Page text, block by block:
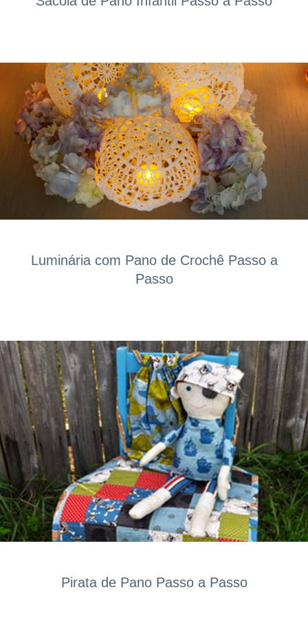
Luminária com Pano de Crochê Passo a
Passo
Pirata de Pano Passo a Passo